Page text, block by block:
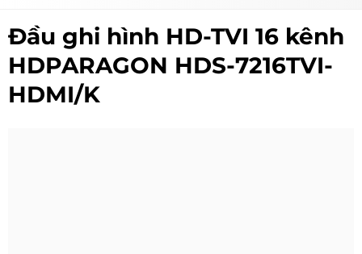
Đầu ghi hình HD-TVI 16 kênh
HDPARAGON HDS-7216TVI-
HDMI/K